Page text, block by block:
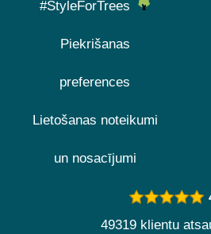
#StyleForTrees
Piekrišanas
preferences
Lietošanas noteikumi
un nosacījumi
49319 klientu